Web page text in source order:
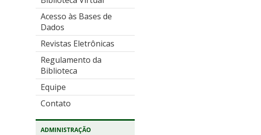
Acesso às Bases de
Dados
Revistas Eletrônicas
Regulamento da
Biblioteca
Equipe
Contato
ADMINISTRAÇÃO